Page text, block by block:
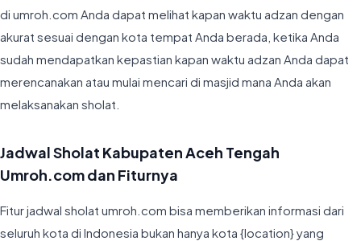
di umroh.com Anda dapat melihat kapan waktu adzan dengan
akurat sesuai dengan kota tempat Anda berada, ketika Anda
sudah mendapatkan kepastian kapan waktu adzan Anda dapat
merencanakan atau mulai mencari di masjid mana Anda akan
melaksanakan sholat.
Jadwal Sholat Kabupaten Aceh Tengah
Umroh.com dan Fiturnya
Fitur jadwal sholat umroh.com bisa memberikan informasi dari
seluruh kota di Indonesia bukan hanya kota {location} yang